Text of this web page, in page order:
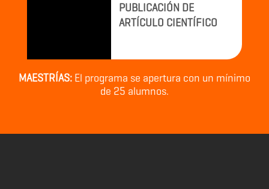
PUBLICACIÓN DE
ARTÍCULO CIENTÍFICO
MAESTRÍAS: El programa se apertura con un mínimo
de 25 alumnos.